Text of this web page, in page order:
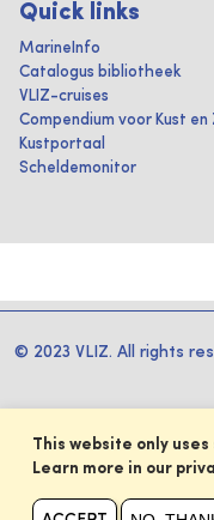
Quick links
MarineInfo
Catalogus bibliotheek
VLIZ-cruises
Compendium voor Kust en
Kustportaal
Scheldemonitor
© 2023 VLIZ. All rights
This website only
Learn more in our